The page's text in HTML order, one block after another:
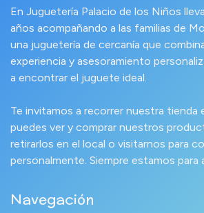
En Juguetería Palacio de los Niños
años acompañando a las familias de
una juguetería de cercanía que
experiencia y asesoramiento
a encontrar el juguete ideal.
Te invitamos a recorrer nuestra tienda
puedes ver y comprar nuestros
retirarlos en el local o visitarnos para
personalmente. Siempre estamos para
Navegación